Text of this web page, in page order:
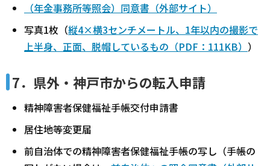
（年金事務所等照会）同意書（外部サイト）
写真1枚（縦4×横3センチメートル、1年以内の撮影で
上半身、正面、脱帽しているもの（PDF：111KB） ）
7．県外・神戸市からの転入申請
精神障害者保健福祉手帳交付申請書
居住地等変更届
前自治体での精神障害者保健福祉手帳の写し（手帳の